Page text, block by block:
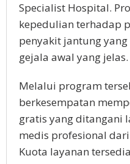
Specialist Hospital.
kepedulian terhadap
penyakit jantung
gejala awal yang jelas.
Melalui program
berkesempatan
gratis yang ditangani
medis profesional
Kuota layanan